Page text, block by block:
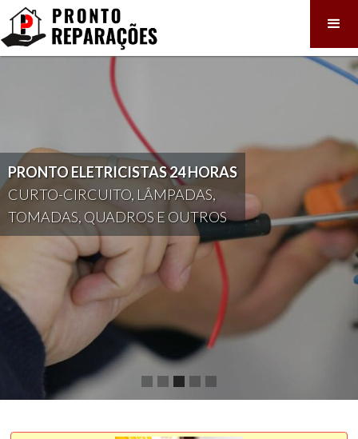
PRONTO ELETRICISTAS 24 HORAS
CURTO-CIRCUITO, LÂMPADAS,
TOMADAS, QUADROS E OUTROS